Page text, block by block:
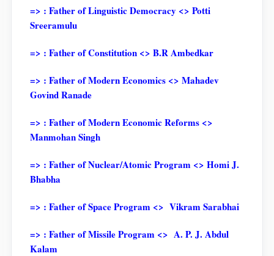
=> : Father of Linguistic Democracy <> Potti
Sreeramulu
=> : Father of Constitution <> B.R Ambedkar
=> : Father of Modern Economics <> Mahadev
Govind Ranade
=> : Father of Modern Economic Reforms <>
Manmohan Singh
=> : Father of Nuclear/Atomic Program <> Homi J.
Bhabha
=> : Father of Space Program <> Vikram Sarabhai
=> : Father of Missile Program <> A. P. J. Abdul
Kalam